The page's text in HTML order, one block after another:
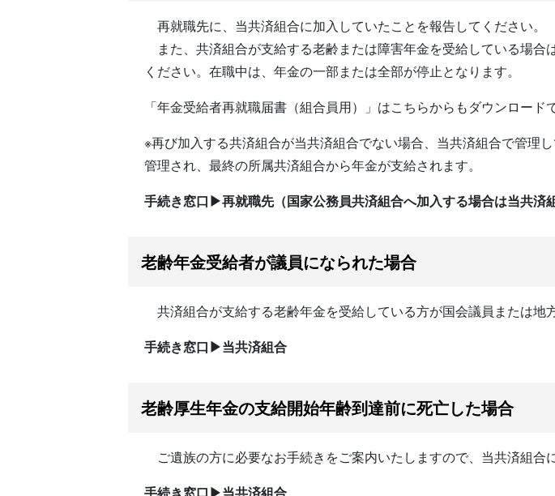
再就職先に、当共済組合に加入していたことを報告してください。
また、共済組合が支給する老齢または障害年金を受給している場
ください。在職中は、年金の一部または全部が停止となります。
「年金受給者再就職届書（組合員用）」はこちらからもダウンロード
※再び加入する共済組合が当共済組合でない場合、当共済組合で管理
管理され、最終の所属共済組合から年金が支給されます。
手続き窓口▶再就職先（国家公務員共済組合へ加入する場合は当共済
老齢年金受給者が議員になられた場合
共済組合が支給する老齢年金を受給している方が国会議員または地
手続き窓口▶当共済組合
老齢厚生年金の支給開始年齢到達前に死亡した場合
ご遺族の方に必要なお手続きをご案内いたしますので、当共済組合